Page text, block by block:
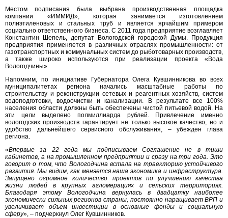
Местом подписания была выбрана производственная площадка
компании «ИММИД», которая занимается изготовлением
полиэтиленовых и стальных труб и является ярчайшим примером
социально ответственного бизнеса. С 2011 года предприятие возглавляет
Константин Шепель, депутат Вологодской городской Думы. Продукция
предприятия применяется в различных отраслях промышленности: от
газотранспортных и коммунальных систем до рыботоварных производств,
а также широко используются при реализации проекта «Вода
Вологодчины».
Напомним, по инициативе Губернатора Олега Кувшинникова во всех
муниципалитетах региона начались масштабные работы по
строительству и реконструкции сетевых и реагентных хозяйств, систем
водоподготовки, водоочистки и канализации. В результате все 100%
населения области должны быть обеспечены чистой питьевой водой. На
эти цели выделено полмиллиарда рублей. Привлечение именно
вологодских производств гарантирует не только высокое качество, но и
удобство дальнейшего сервисного обслуживания, – убежден глава
региона.
«Впервые за 22 года мы подписываем Соглашение не в тиши
кабинетов, а на промышленном предприятии и сразу на три года. Это
говорит о том, что Вологодчина встала на траекторию устойчивого
развития. Мы видим, как меняется наша экономика и инфраструктура.
Запущено огромное количество проектов по улучшению качества
жизни людей в крупных агломерациях и сельских территориях.
Благодаря этому Вологодчина вернулась в двадцатку наиболее
экономически сильных регионов страны, постоянно наращивает ВРП и
увеличивает объем инвестиции в основные фонды и социальную
сферу», – подчеркнул Олег Кувшинников.